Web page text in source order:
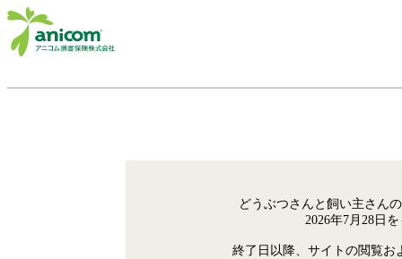
どうぶつさんと飼い主さん
2026年7月28日
終了日以降、サイトの閲覧お